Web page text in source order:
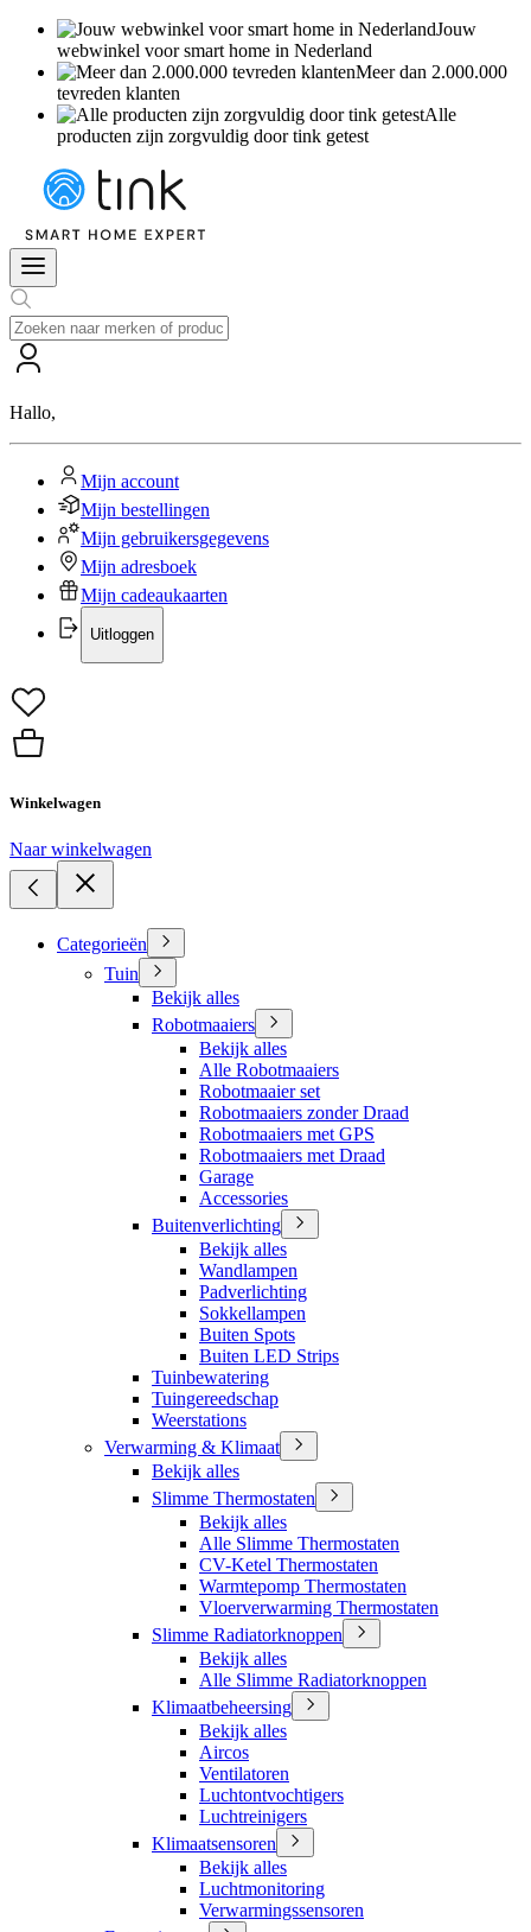
Jouw
webwinkel voor smart home in Nederland
Meer dan 2.000.000
tevreden klanten
Alle
producten zijn zorgvuldig door tink getest
Hallo,
Mijn account
Mijn bestellingen
Mijn gebruikersgegevens
Mijn adresboek
Mijn cadeaukaarten
Uitloggen
Winkelwagen
Naar winkelwagen
Categorieën
Tuin
Bekijk alles
Robotmaaiers
Bekijk alles
Alle Robotmaaiers
Robotmaaier set
Robotmaaiers zonder Draad
Robotmaaiers met GPS
Robotmaaiers met Draad
Garage
Accessories
Buitenverlichting
Bekijk alles
Wandlampen
Padverlichting
Sokkellampen
Buiten Spots
Buiten LED Strips
Tuinbewatering
Tuingereedschap
Weerstations
Verwarming & Klimaat
Bekijk alles
Slimme Thermostaten
Bekijk alles
Alle Slimme Thermostaten
CV-Ketel Thermostaten
Warmtepomp Thermostaten
Vloerverwarming Thermostaten
Slimme Radiatorknoppen
Bekijk alles
Alle Slimme Radiatorknoppen
Klimaatbeheersing
Bekijk alles
Aircos
Ventilatoren
Luchtontvochtigers
Luchtreinigers
Klimaatsensoren
Bekijk alles
Luchtmonitoring
Verwarmingssensoren